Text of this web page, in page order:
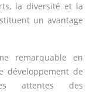
la diversité et la
un avantage
remarquable en
développement de
attentes des